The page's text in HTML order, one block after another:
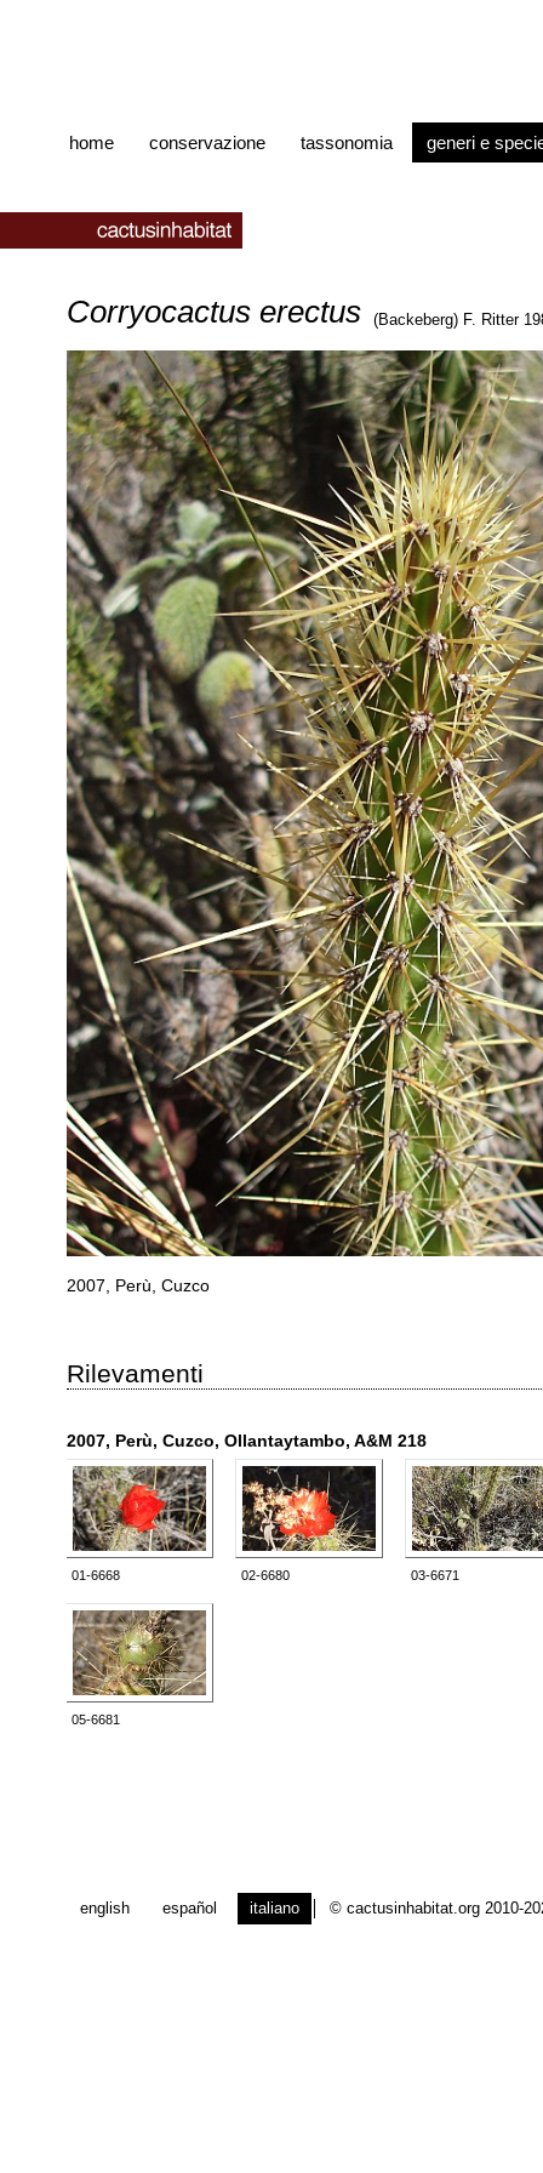
home conservazione tassonomia generi e
Corryocactus erectus (Backeberg) F. Ritter
2007, Perù, Cuzco
Rilevamenti
2007, Perù, Cuzco, Ollantaytambo, A&M 218
01-6668 02-6680 03-6671
05-6681
english español italiano © cactusinhabitat.org 2010-